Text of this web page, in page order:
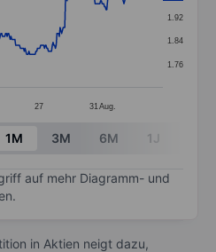
points.
categories.
values. Data ranges
27 31 Aug.
1.76
1.84
1.92
1M 3M 6M 1J
auf mehr Diagramm- und
in Aktien neigt dazu,